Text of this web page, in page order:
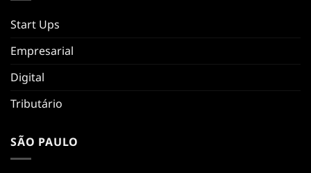
Start Ups
Empresarial
Digital
Tributário
SÃO PAULO